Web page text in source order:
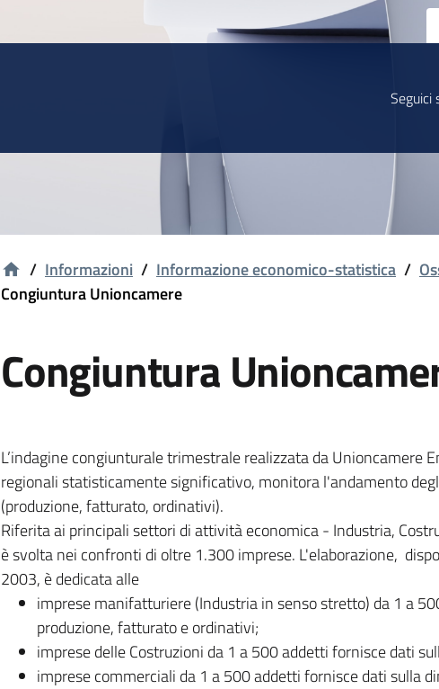
Seguici
/ Informazioni / Informazione economico-statistica /
Congiuntura Unioncamere
Congiuntura
L’indagine congiunturale trimestrale realizzata da Unioncamere
regionali statisticamente significativo, monitora l'andamento
(produzione, fatturato, ordinativi).
Riferita ai principali settori di attività economica - Industria,
è svolta nei confronti di oltre 1.300 imprese. L'elaborazione,
2003, è dedicata alle
imprese manifatturiere (Industria in senso stretto) da 1 a
produzione, fatturato e ordinativi;
imprese delle Costruzioni da 1 a 500 addetti fornisce dati
imprese commerciali da 1 a 500 addetti fornisce dati sulla